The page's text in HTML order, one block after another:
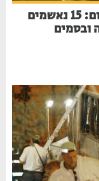
כתבי אישום חמורים הוגשו בדרום: 15 נאשמים